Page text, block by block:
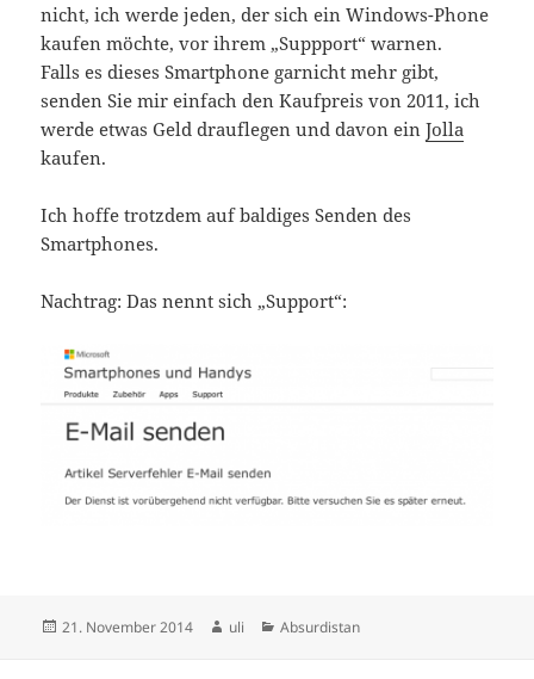
nicht, ich werde jeden, der sich ein Windows-Phone
kaufen möchte, vor ihrem „Suppport“ warnen.
Falls es dieses Smartphone garnicht mehr gibt,
senden Sie mir einfach den Kaufpreis von 2011, ich
werde etwas Geld drauflegen und davon einJolla
kaufen.
Ich hoffe trotzdem auf baldiges Senden des
Smartphones.
Nachtrag: Das nennt sich „Support“:
Veröffentlicht
21. November 2014 Autor
uli Kategorien
Absurdistan